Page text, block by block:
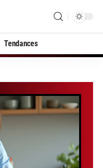
Tendances